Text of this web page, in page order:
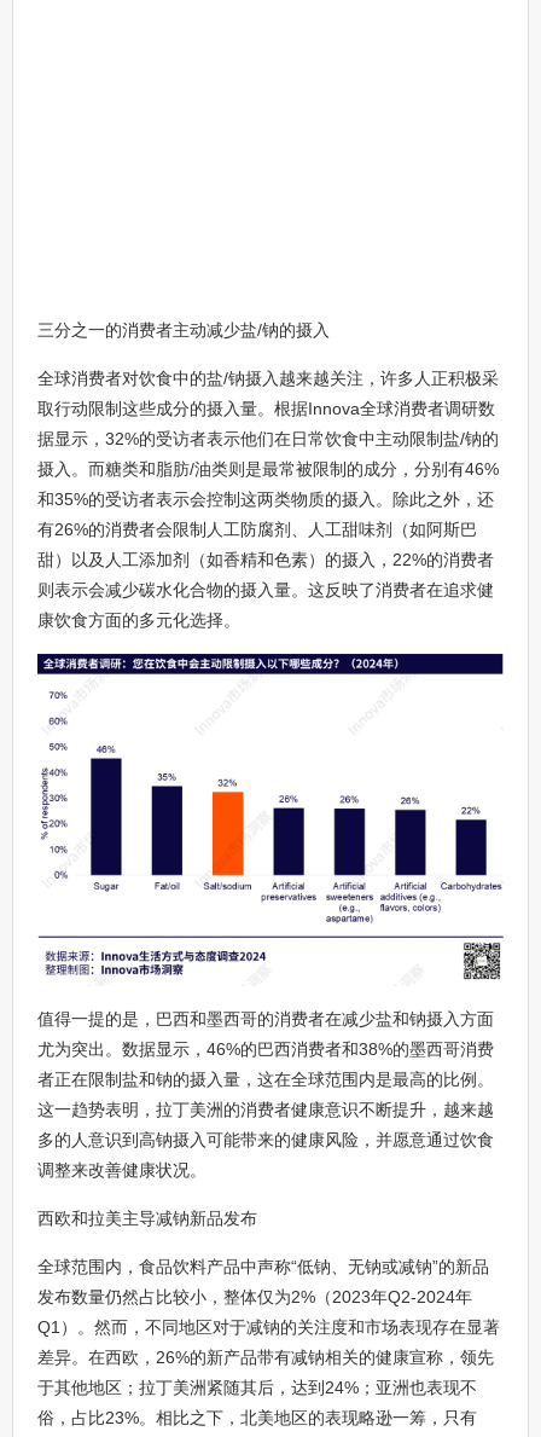
三分之一的消费者主动减少盐/钠的摄入
全球消费者对饮食中的盐/钠摄入越来越关注，许多人正积极采
取行动限制这些成分的摄入量。根据Innova全球消费者调研数
据显示，32%的受访者表示他们在日常饮食中主动限制盐/钠的
摄入。而糖类和脂肪/油类则是最常被限制的成分，分别有46%
和35%的受访者表示会控制这两类物质的摄入。除此之外，还
有26%的消费者会限制人工防腐剂、人工甜味剂（如阿斯巴
甜）以及人工添加剂（如香精和色素）的摄入，22%的消费者
则表示会减少碳水化合物的摄入量。这反映了消费者在追求健
康饮食方面的多元化选择。
值得一提的是，巴西和墨西哥的消费者在减少盐和钠摄入方面
尤为突出。数据显示，46%的巴西消费者和38%的墨西哥消费
者正在限制盐和钠的摄入量，这在全球范围内是最高的比例。
这一趋势表明，拉丁美洲的消费者健康意识不断提升，越来越
多的人意识到高钠摄入可能带来的健康风险，并愿意通过饮食
调整来改善健康状况。
西欧和拉美主导减钠新品发布
全球范围内，食品饮料产品中声称“低钠、无钠或减钠”的新品
发布数量仍然占比较小，整体仅为2%（2023年Q2-2024年
Q1）。然而，不同地区对于减钠的关注度和市场表现存在显著
差异。在西欧，26%的新产品带有减钠相关的健康宣称，领先
于其他地区；拉丁美洲紧随其后，达到24%；亚洲也表现不
俗，占比23%。相比之下，北美地区的表现略逊一筹，只有